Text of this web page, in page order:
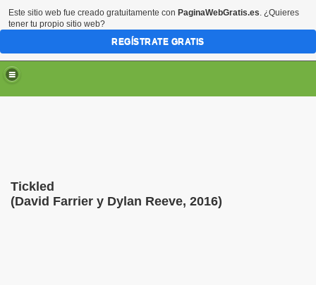
Tickled
(David Farrier y Dylan Reeve, 2016)
Este sitio web fue creado gratuitamente con PaginaWebGratis.es. ¿Quieres
tener tu propio sitio web?
REGÍSTRATE GRATIS